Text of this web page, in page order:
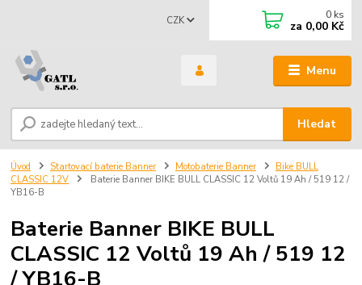
Menu
CZK
Hledat
0 ks
za 0,00 Kč
Úvod Startovací baterie Banner Motobaterie Banner
Bike BULL
CLASSIC 12V
Baterie Banner BIKE BULL CLASSIC 12 Voltů 19 Ah / 519 12 /
YB16-B
Baterie Banner BIKE BULL
CLASSIC 12 Voltů 19 Ah / 519 12
/ YB16-B